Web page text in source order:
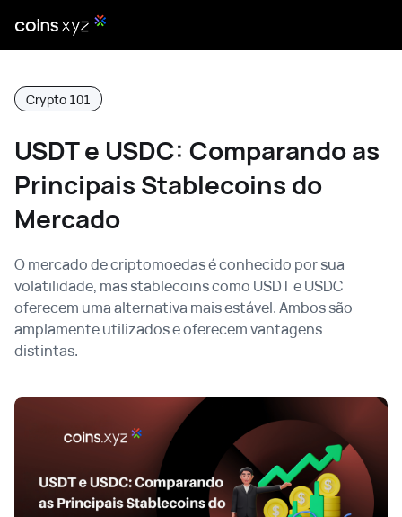
Crypto 101
USDT e USDC: Comparando as
Principais Stablecoins do
Mercado
O mercado de criptomoedas é conhecido por sua
volatilidade, mas stablecoins como USDT e USDC
oferecem uma alternativa mais estável. Ambos são
amplamente utilizados e oferecem vantagens
distintas.